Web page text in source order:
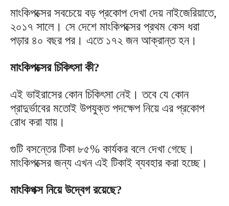
মাংকিপক্সের সবচেয়ে বড় প্রকোপ দেখা দেয় নাইজেরিয়াতে,
২০১৭ সালে। সে দেশে মাংকিপক্সের প্রথম কেস ধরা
পড়ার ৪০ বছর পর। এতে ১৭২ জন আক্রান্ত হন।
মাংকিপক্সের চিকিৎসা কী?
এই ভাইরাসের কোন চিকিৎসা নেই। তবে যে কোন
প্রাদুর্ভাবের মতোই উপযুক্ত পদক্ষেপ নিয়ে এর প্রকোপ
রোধ করা যায়।
গুটি বসন্তের টিকা ৮৫% কার্যকর বলে দেখা গেছে।
মাংকিপক্সের জন্য এখন এই টিকাই ব্যবহার করা হচ্ছে।
মাংকিপক্স নিয়ে উদ্বেগ রয়েছে?